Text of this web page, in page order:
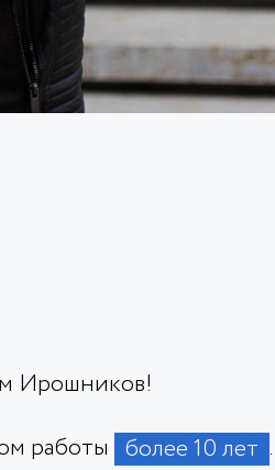
Ирошников!
работы более 10 лет